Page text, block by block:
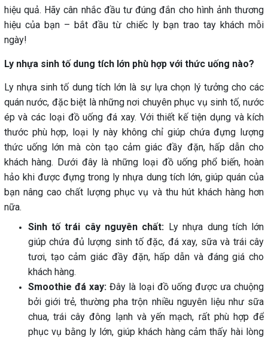
hiệu quả. Hãy cân nhắc đầu tư đúng đắn cho hình ảnh thương
hiệu của bạn – bắt đầu từ chiếc ly bạn trao tay khách mỗi
ngày!
Ly nhựa sinh tố dung tích lớn phù hợp với thức uống nào?
Ly nhựa sinh tố dung tích lớn là sự lựa chọn lý tưởng cho các
quán nước, đặc biệt là những nơi chuyên phục vụ sinh tố, nước
ép và các loại đồ uống đá xay. Với thiết kế tiện dụng và kích
thước phù hợp, loại ly này không chỉ giúp chứa đựng lượng
thức uống lớn mà còn tạo cảm giác đầy đặn, hấp dẫn cho
khách hàng. Dưới đây là những loại đồ uống phổ biến, hoàn
hảo khi được đựng trong ly nhựa dung tích lớn, giúp quán của
bạn nâng cao chất lượng phục vụ và thu hút khách hàng hơn
nữa.
Sinh tố trái cây nguyên chất: Ly nhựa dung tích lớn
giúp chứa đủ lượng sinh tố đặc, đá xay, sữa và trái cây
tươi, tạo cảm giác đầy đặn, hấp dẫn và đáng giá cho
khách hàng.
Smoothie đá xay:Đây là loại đồ uống được ưa chuộng
bởi giới trẻ, thường pha trộn nhiều nguyên liệu như sữa
chua, trái cây đông lạnh và yến mạch, rất phù hợp để
phục vụ bằng ly lớn, giúp khách hàng cảm thấy hài lòng